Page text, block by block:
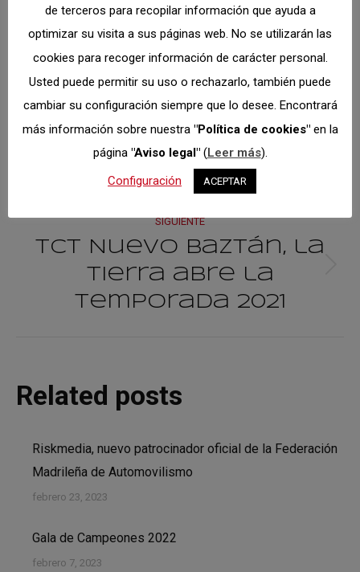
Navegación
entre
ANTERIOR
Publicación
anterior:
Sí, el deporte es salud
y es seguro
SIGUIENTE
Publicación
siguiente:
TCT Nuevo Baztán, la
Tierra abre la
Temporada 2021
Related posts
Riskmedia, nuevo patrocinador oficial de la Federación
Madrileña de Automovilismo
febrero 23, 2023
Gala de Campeones 2022
febrero 7, 2023
de terceros para recopilar información que ayuda a
optimizar su visita a sus páginas web. No se utilizarán las
cookies para recoger información de carácter personal.
Usted puede permitir su uso o rechazarlo, también puede
cambiar su configuración siempre que lo desee. Encontrará
más información sobre nuestra "Política de cookies"en la
página "Aviso legal"(Leer más).
Configuración
ACEPTAR